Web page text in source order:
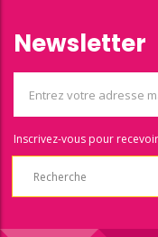
Newsletter
Inscrivez-vous pour